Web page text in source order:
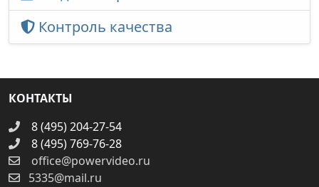
Контроль качества
КОНТАКТЫ
8 (495) 204-27-54
8 (495) 769-76-28
office@powervideo.ru
5335@mail.ru